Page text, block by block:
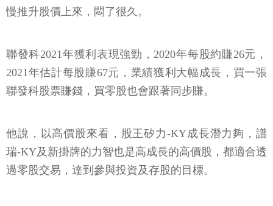
慢推升股價上來，悶了很久。
聯發科2021年獲利表現強勁，2020年每股約賺26元，
2021年估計每股賺67元，業績獲利大幅成長，買一張
聯發科股票賺錢，買零股也會跟著同步賺。
他說，以高價股來看，股王矽力-KY成長潛力夠，譜
瑞-KY及新掛牌的力智也是高成長的高價股，都適合透
過零股交易，達到參與投資及存股的目標。